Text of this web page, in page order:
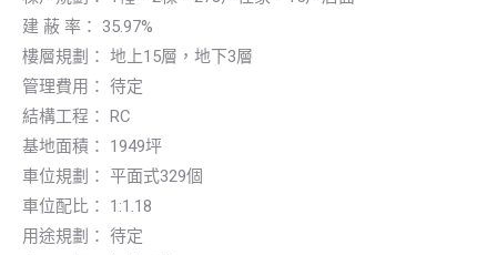
建 蔽 率： 35.97%
樓層規劃： 地上15層，地下3層
管理費用： 待定
結構工程： RC
基地面積： 1949坪
車位規劃： 平面式329個
車位配比： 1:1.18
用途規劃： 待定